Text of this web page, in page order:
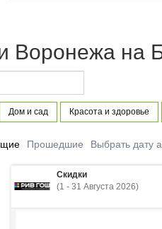
Воронежа на
Дом и сад Красота и здоровье
Прошедшие Выбрать дату
Скидки
(1 - 31 Августа 2026)